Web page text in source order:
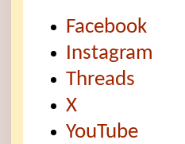
Facebook
Instagram
Threads
X
YouTube